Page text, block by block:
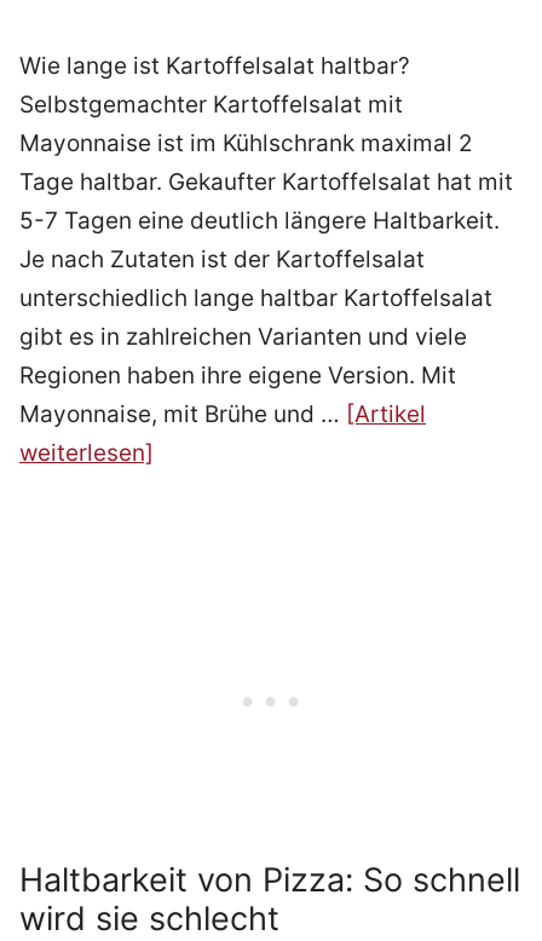
Wie lange ist Kartoffelsalat haltbar?
Selbstgemachter Kartoffelsalat mit
Mayonnaise ist im Kühlschrank maximal 2
Tage haltbar. Gekaufter Kartoffelsalat hat mit
5-7 Tagen eine deutlich längere Haltbarkeit.
Je nach Zutaten ist der Kartoffelsalat
unterschiedlich lange haltbar Kartoffelsalat
gibt es in zahlreichen Varianten und viele
Regionen haben ihre eigene Version. Mit
Mayonnaise, mit Brühe und … [Artikel
weiterlesen]
Haltbarkeit von Pizza: So schnell
wird sie schlecht